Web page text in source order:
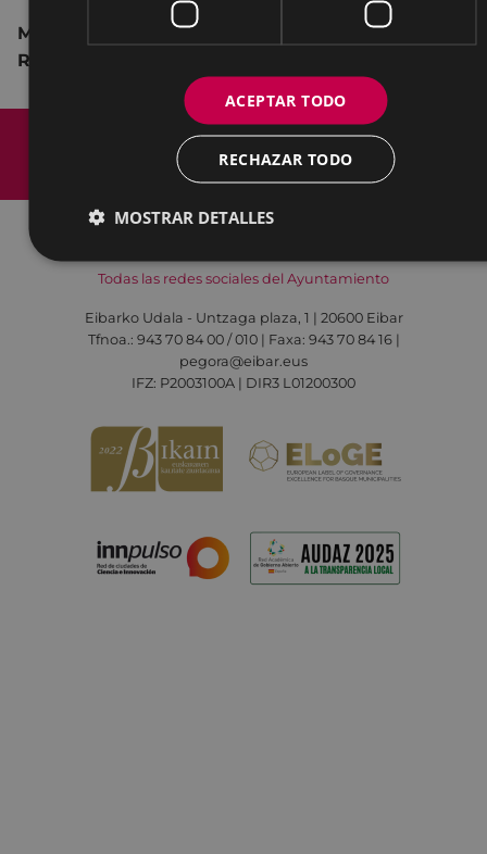
Mas información sobre los Talleres “Reutiliza y
Reinventa”
Mapa del Sitio
Aviso legal
Política de cookies
Contacto
Accesibilidad
Todas las redes sociales del Ayuntamiento
Eibarko Udala - Untzaga plaza, 1 | 20600 Eibar
Tfnoa.: 943 70 84 00 / 010 | Faxa: 943 70 84 16 |
pegora@eibar.eus
IFZ: P2003100A | DIR3 L01200300
ACEPTAR TODO
RECHAZAR TODO
MOSTRAR DETALLES